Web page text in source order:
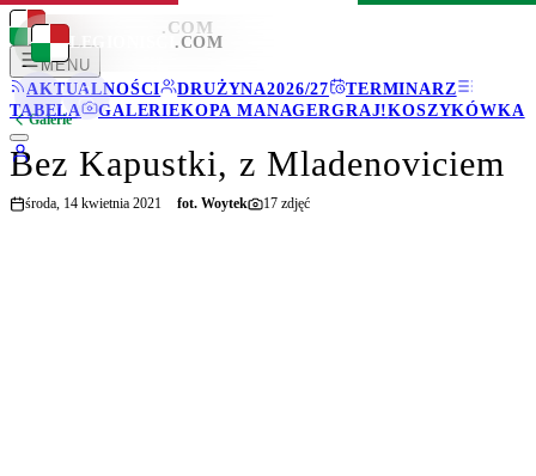
LEGIONISCI .COM
MENU
AKTUALNOŚCI
DRUŻYNA2026/27
TERMINARZ
TABELA
GALERIEKOPA MANAGERGRAJ!KOSZYKÓWKA
LEGIONISCI .COM
Galerie
Bez Kapustki, z Mladenoviciem
środa, 14 kwietnia 2021 fot. Woytek 17 zdjęć